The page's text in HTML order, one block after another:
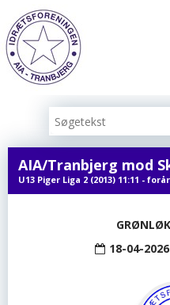
AIA/Tranbjerg mod
U13 Piger Liga 2 (2013) 11:11 -
18-04-2026